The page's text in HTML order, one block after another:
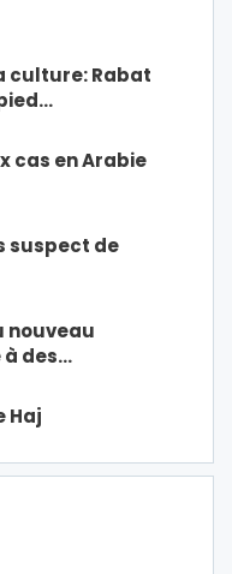
culture: Rabat
cas en Arabie
suspect de
nouveau
à des…
Haj